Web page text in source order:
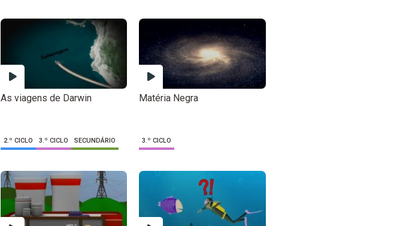
As viagens de Darwin
2.º CICLO 3.º CICLO SECUNDÁRIO
Matéria Negra
3.º CICLO